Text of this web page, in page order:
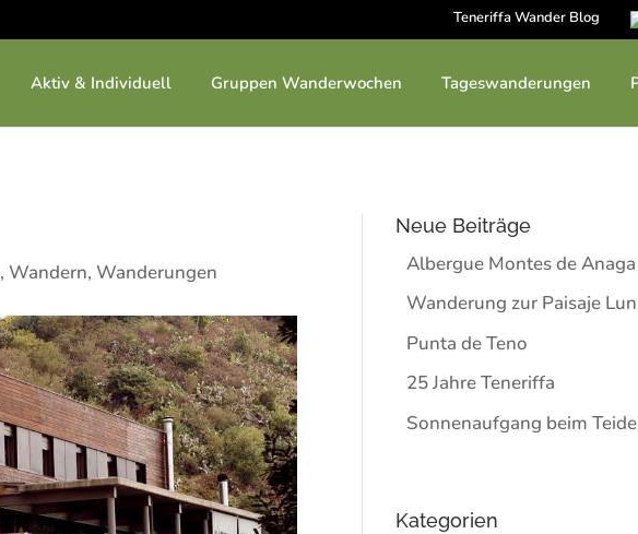
Teneriffa Wander Blog
Aktiv & Individuell Gruppen Wanderwochen Tageswanderungen
,Wandern,Wanderungen
Neue Beiträge
Albergue Montes de Anaga
Wanderung zur Paisaje
Punta de Teno
25 Jahre Teneriffa
Sonnenaufgang beim Teide
Kategorien